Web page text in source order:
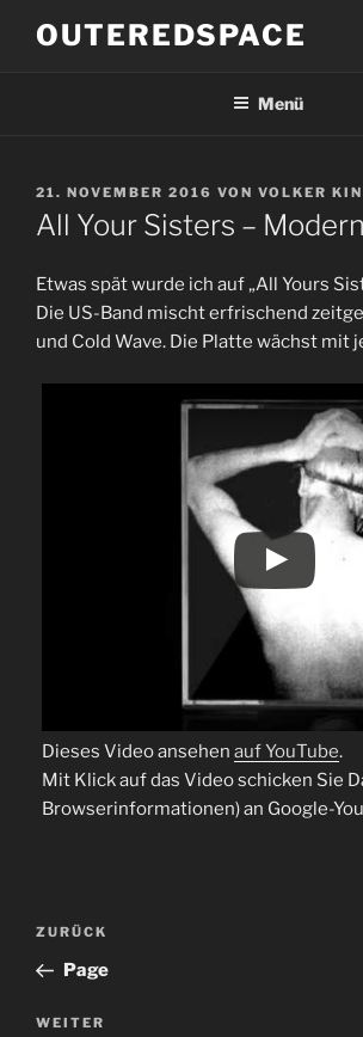
InhaltOUTEREDSPACE
Menü
VERÖFFENTLICHT
AM
21. NOVEMBER 2016 VON VOLKER
All Your Sisters –
Etwas spät wurde ich auf „All Yours
Die US-Band mischt erfrischend
und Cold Wave. Die Platte wächst mit
Dieses Video ansehen auf YouTube.
Mit Klick auf das Video schicken Sie
Browserinformationen) an Google-
Beitragsnavigation
Vorheriger
Beitrag
ZURÜCK
Page
Nächster
WEITER